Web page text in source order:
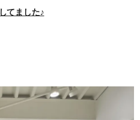
してました♪